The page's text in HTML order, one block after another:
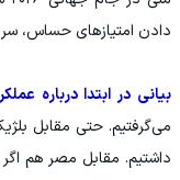
دادن امتیازهای حساس،
بیانی در ابتدا درباره
داشتیم. مقابل مصر هم